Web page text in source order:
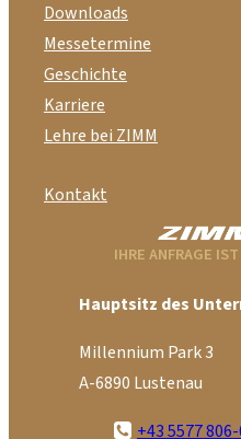
Downloads
Messetermine
Geschichte
Karriere
Lehre bei ZIMM
Kontakt
IHRE ANFRAGE
Hauptsitz des
Millennium Park 3
A-6890 Lustenau
+43 5577